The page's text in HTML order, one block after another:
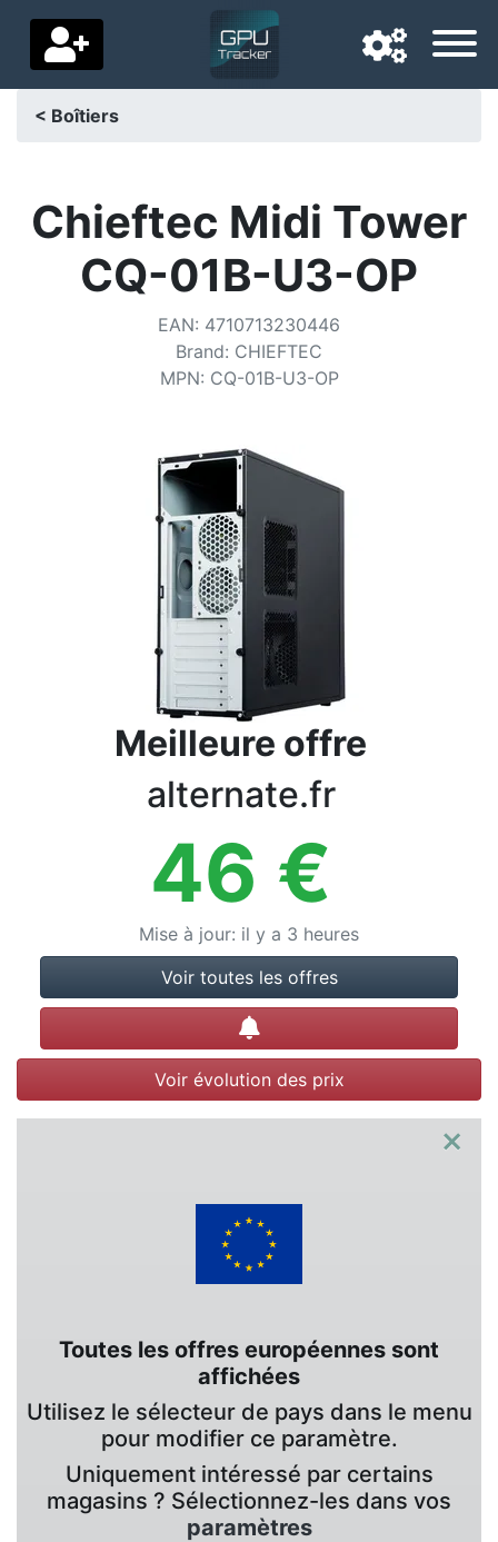
Pays de livraison
Accueil
Contactez-nous
< Boîtiers
Chieftec Midi Tower
CQ-01B-U3-OP
EAN: 4710713230446
Brand: CHIEFTEC
MPN: CQ-01B-U3-OP
Meilleure offre
alternate.fr
46 €
Mise à jour: il y a 3 heures
Voir toutes les offres
Créer une alerte
Voir évolution des prix
×
Toutes les offres européennes sont
affichées
Utilisez le sélecteur de pays dans le menu
pour modifier ce paramètre.
Uniquement intéressé par certains
magasins ? Sélectionnez-les dans vos
paramètres